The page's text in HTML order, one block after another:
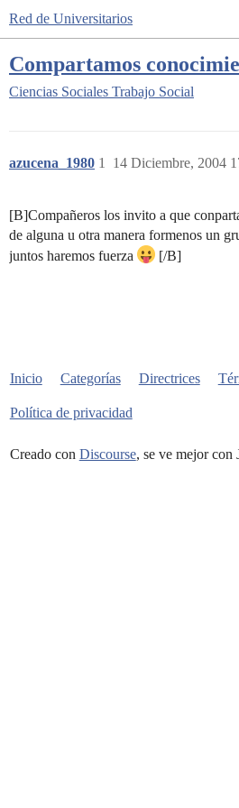
Red de Universitarios
Compartamos
Ciencias Sociales Trabajo Social
azucena_1980 14 Diciembre, 2004
1
[B]Compañeros los invito a que
de alguna u otra manera formenos un
juntos haremos fuerza
[/B]
Inicio Categorías Directrices
Política de privacidad
Creado con Discourse, se ve mejor con